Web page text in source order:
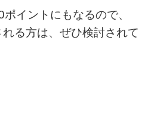
イントにもなるので、
る方は、ぜひ検討されて